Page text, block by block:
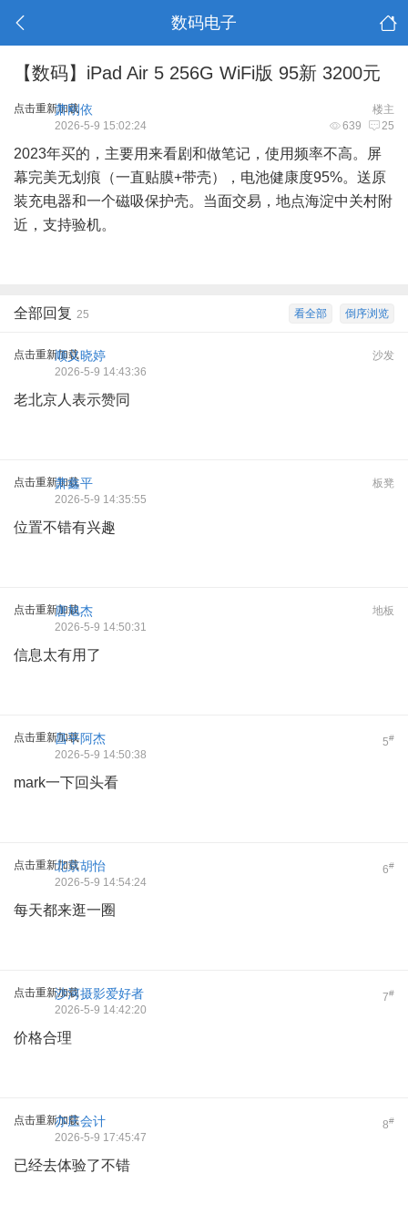
数码电子
【数码】iPad Air 5 256G WiFi版 95新 3200元
点击重新加载 楼主
萧刚依
639 25
2026-5-9 15:02:24
2023年买的，主要用来看剧和做笔记，使用频率不高。屏
幕完美无划痕（一直贴膜+带壳），电池健康度95%。送原
装充电器和一个磁吸保护壳。当面交易，地点海淀中关村附
近，支持验机。
倒序浏览
看全部
全部回复 25
点击重新加载 沙发
顺义晓婷
2026-5-9 14:43:36
老北京人表示赞同
点击重新加载 板凳
萧鑫平
2026-5-9 14:35:55
位置不错有兴趣
点击重新加载 地板
唐旭杰
2026-5-9 14:50:31
信息太有用了
点击重新加载 5#
昌平阿杰
2026-5-9 14:50:38
mark一下回头看
点击重新加载 6#
北京胡怡
2026-5-9 14:54:24
每天都来逛一圈
点击重新加载 7#
沙河摄影爱好者
2026-5-9 14:42:20
价格合理
点击重新加载 8#
亦庄会计
2026-5-9 17:45:47
已经去体验了不错